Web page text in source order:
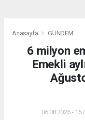
Anasayfa GÜNDEM
6 milyon
Emekli
06.08.2026 -